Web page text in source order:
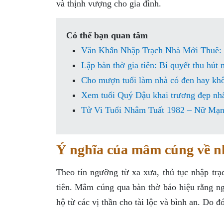
và thịnh vượng cho gia đình.
Có thể bạn quan tâm
Văn Khấn Nhập Trạch Nhà Mới
Lập bàn thờ gia tiên: Bí quyết thu hút
Cho mượn tuổi làm nhà có đen hay
Xem tuổi Quý Dậu khai trương đẹp
Tử Vi Tuổi Nhâm Tuất 1982 – Nữ
Ý nghĩa của mâm cúng về
Theo tín ngưỡng từ xa xưa, thủ tục nhập
tiên. Mâm cúng qua bàn thờ báo hiệu rằng
hộ từ các vị thần cho tài lộc và bình an. Do